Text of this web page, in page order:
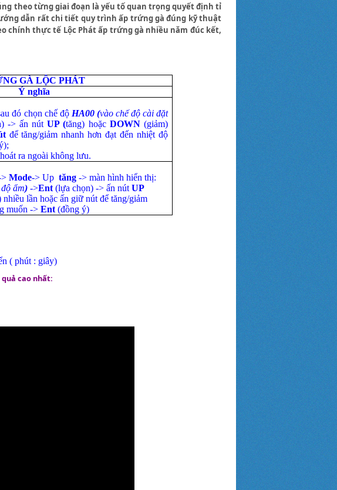
theo từng giai đoạn là yếu tố quan trọng quyết định tỉ
dẫn rất chi tiết quy trình ấp trứng gà đúng kỹ thuật
chính thực tế Lộc Phát ấp trứng gà nhiều năm đúc kết,
GÀ LỘC PHÁT
Ý nghĩa
đó chọn chế độ HA00 (vào chế độ cài đặt
-> ấn nútUP (tăng) hoặcDOWN (giảm)
để tăng/giảm nhanh hơn đạt đến nhiệt độ
ra ngoài không lưu.
>Mode-> Uptăng -> màn hình hiển thị:
ẩm) ->Ent (lựa chọn) -> ấn nútUP
nhiều lần hoặc ấn giữ nút để tăng/giảm
muốn ->Ent(đồng ý)
( phút : giây)
cao nhất: